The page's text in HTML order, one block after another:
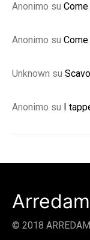
Anonimo su
Anonimo su
Unknown su
Anonimo su I
© 2018